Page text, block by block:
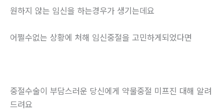
원하지 않는 임신을 하는경우가 생기는데요
어쩔수없는 상황에 처해 임신중절을 고민하게되었다면
중절수술이 부담스러운 당신에게 약물중절 미프진 대해 알려
드려요